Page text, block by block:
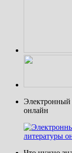
Электронный
онлайн